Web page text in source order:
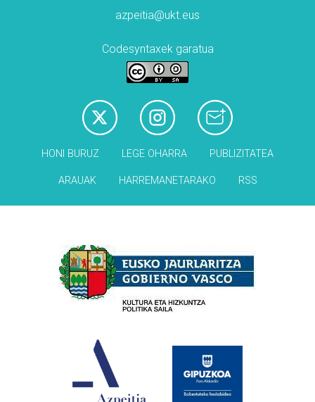
azpeitia@ukt.eus
Codesyntaxek garatua
HONI BURUZ LEGE OHARRA PUBLIZITATEA
ARAUAK HARREMANETARAKO RSS